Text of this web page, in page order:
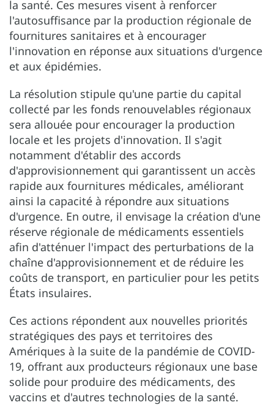
la santé. Ces mesures visent à renforcer
l'autosuffisance par la production régionale de
fournitures sanitaires et à encourager
l'innovation en réponse aux situations d'urgence
et aux épidémies.
La résolution stipule qu'une partie du capital
collecté par les fonds renouvelables régionaux
sera allouée pour encourager la production
locale et les projets d'innovation. Il s'agit
notamment d'établir des accords
d'approvisionnement qui garantissent un accès
rapide aux fournitures médicales, améliorant
ainsi la capacité à répondre aux situations
d'urgence. En outre, il envisage la création d'une
réserve régionale de médicaments essentiels
afin d'atténuer l'impact des perturbations de la
chaîne d'approvisionnement et de réduire les
coûts de transport, en particulier pour les petits
États insulaires.
Ces actions répondent aux nouvelles priorités
stratégiques des pays et territoires des
Amériques à la suite de la pandémie de COVID-
19, offrant aux producteurs régionaux une base
solide pour produire des médicaments, des
vaccins et d'autres technologies de la santé.